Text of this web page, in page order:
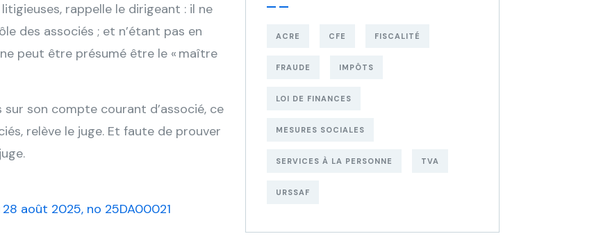
rappelle le dirigeant : il ne
des associés ; et n’étant pas en
peut être présumé être le « maître
son compte courant d’associé, ce
relève le juge. Et faute de prouver
août 2025, no 25DA00021
ACRE CFE FISCALITÉ
FRAUDE IMPÔTS
LOI DE FINANCES
MESURES SOCIALES
SERVICES À LA PERSONNE TVA
URSSAF